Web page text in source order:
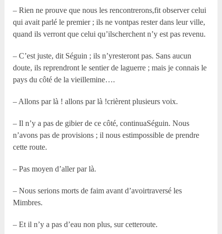
– Rien ne prouve que nous les rencontrerons,fit observer celui
qui avait parlé le premier ; ils ne vontpas rester dans leur ville,
quand ils verront que celui qu’ilscherchent n’y est pas revenu.
– C’est juste, dit Séguin ; ils n’yresteront pas. Sans aucun
doute, ils reprendront le sentier de laguerre ; mais je connais le
pays du côté de la vieillemine….
– Allons par là ! allons par là !crièrent plusieurs voix.
– Il n’y a pas de gibier de ce côté, continuaSéguin. Nous
n’avons pas de provisions ; il nous estimpossible de prendre
cette route.
– Pas moyen d’aller par là.
– Nous serions morts de faim avant d’avoirtraversé les
Mimbres.
– Et il n’y a pas d’eau non plus, sur cetteroute.